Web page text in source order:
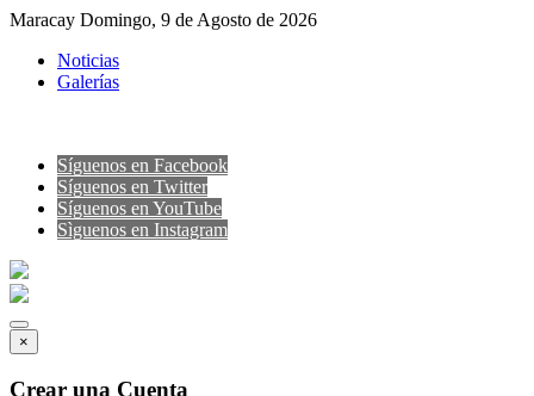
Maracay Domingo, 9 de Agosto de 2026
Noticias
Galerías
Síguenos en Facebook
Síguenos en Twitter
Síguenos en YouTube
Sìguenos en Instagram
×
Crear una Cuenta